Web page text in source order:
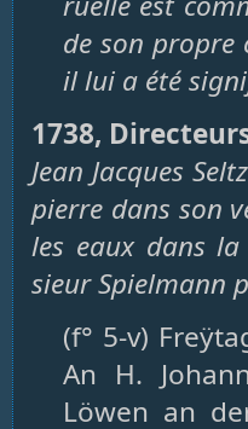
de son propre
il lui a été
1738,
Jean Jacques
pierre dans son
les eaux dans
sieur Spielmann
(f° 5-v)
An H.
Löwen an